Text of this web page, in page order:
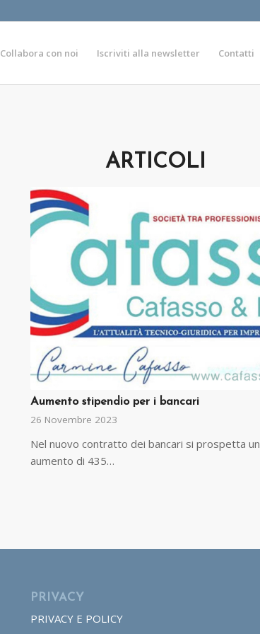
Collabora con noi Iscriviti alla newsletter Contatti
ARTICOLI
Aumento stipendio per i bancari
26 Novembre 2023
Nel nuovo contratto dei bancari si prospetta un
aumento di 435…
PRIVACY
PRIVACY E POLICY